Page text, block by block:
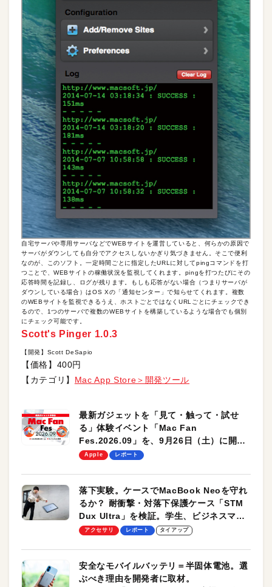
自宅サーバや専用サーバなどでWEBサイトを運営していると、何らかの原因で
サーバがダウンしても自分でアクセスしないかぎり気づきません。そこで便利
なのが、このソフト。一定時間ごとに指定したURLに対してpingコマンドを打
つことで、WEBサイトの稼働状況を監視してくれます。pingを打つたびにその
応答時間を記録し、ログが残ります。もしも応答がない場合（つまりサーバが
ダウンしている場合）はOS Xの「通知センター」で知らせてくれます。複数
のWEBサイトを監視できるうえ、ホストごとではなくURLごとにチェックでき
るので、1つのサーバで複数のWEBサイトを構築しているような場合でも個別
にチェック可能です。
Scott's Pinger 1.0.3
【開発】Scott DeSapio
【価格】400円
【カテゴリ】 Mac App Store＞開発ツール
最新ガジェットを「見て・触って・試せ
る」体験イベント「Mac Fan
Fes.2026.09」を、9月26日（土）に開催
します！
Apple レポート
落下実験。ケースでMacBook Neoを守れ
るか？ 耐衝撃・対落下保護ケース「STM
Dux Ultra」を検証。学生、ビジネスマン
のモバイルユースに最適！
アクセサリ レポート タイアップ
安全なモバイルバッテリ＝半固体電池。選
ぶべき理由を開発者に取材。